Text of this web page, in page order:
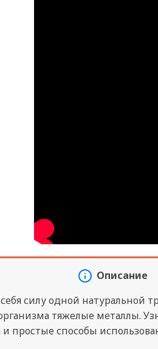
Описание
силу одной натуральной
тяжелые металлы.
простые способы